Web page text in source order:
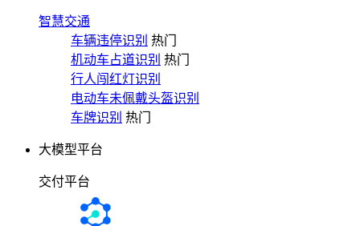
智慧交通
车辆违停识别 热门
机动车占道识别 热门
行人闯红灯识别
电动车未佩戴头盔识别
车牌识别 热门
大模型平台
交付平台